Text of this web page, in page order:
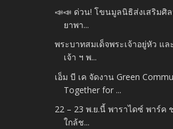
📣📣 ด่วน! โขนมูลนิธิส่งเสริมศิ
ยาพา...
พระบาทสมเด็จพระเจ้าอยู่หัว แล
เจ้า ฯ พ...
เอ็ม บี เค จัดงาน Green
Together for ...
22 – 23 พ.ย.นี้ พาราไดซ์ พาร์
ใกล้ช...